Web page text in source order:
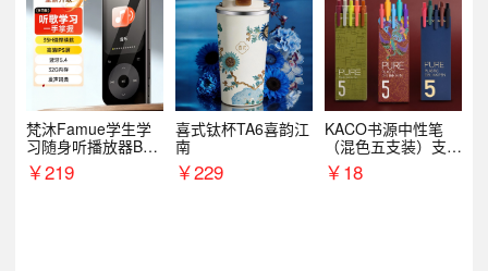
梵沐Famue学生学
习随身听播放器BL1
5（64G）
￥219
喜式钛杯TA6喜韵江
南
￥229
KACO书源中性笔
（混色五支装）支持
logo定制
￥18